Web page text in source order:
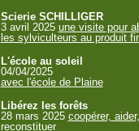
Scierie SCHILLIGER
3 avril 2025 une visite pour
les sylviculteurs au produit
L'école au soleil
04/04/2025
avec l'école de Plaine
Libérez les forêts
28 mars 2025 coopérer, aider,
reconstituer